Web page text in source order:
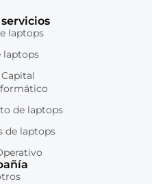
laptops
laptops
de laptops
de laptops